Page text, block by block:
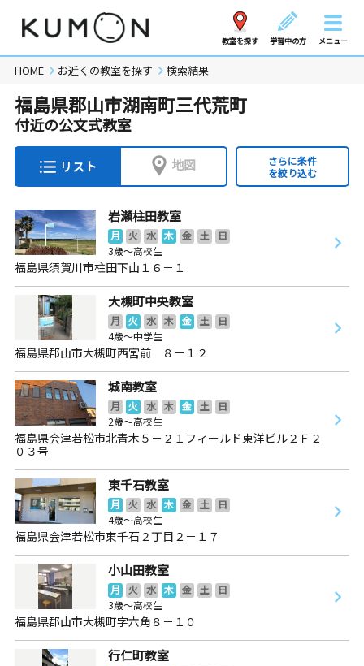
教室を探す 学習中の方 メニュー
HOME お近くの教室を探す 検索結果
福島県郡山市湖南町三代荒町
付近の公文式教室
リスト 地図
さらに条件
を絞り込む
岩瀬柱田教室
月 火 水 木 金 土
日
3歳～高校生
福島県須賀川市柱田下山１６－１
大槻町中央教室
月 火 水 木 金 土
日
4歳～中学生
福島県郡山市大槻町西宮前 ８－１２
城南教室
月 火 水 木 金 土
日
2歳～高校生
福島県会津若松市北青木５－２１フィールド東洋ビル２Ｆ２
０３号
東千石教室
月 火 水 木 金 土
日
4歳～高校生
福島県会津若松市東千石２丁目２－１７
小山田教室
月 火 水 木 金 土
日
3歳～高校生
福島県郡山市大槻町字六角８－１０
行仁町教室